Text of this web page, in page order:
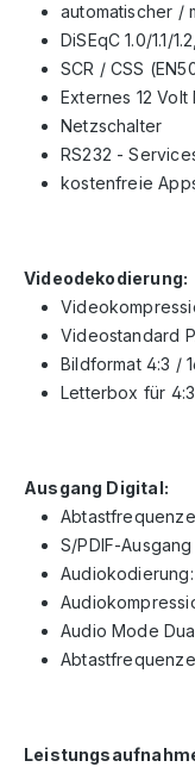
automatischer /
DiSEqC 1.0/1.1/
SCR / CSS
Externes 12 Volt
Netzschalter
RS232 -
kostenfreie
Videodekodierung:
Videostandard
Bildformat 4:3 /
Letterbox für
Ausgang Digital:
S/PDIF-
Audiokodierung:
Audio Mode